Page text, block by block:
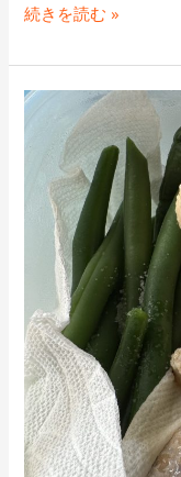
ー
伊
毛
AGA
続きを読む »
タ
事
ス
ー
パ
ー
ス